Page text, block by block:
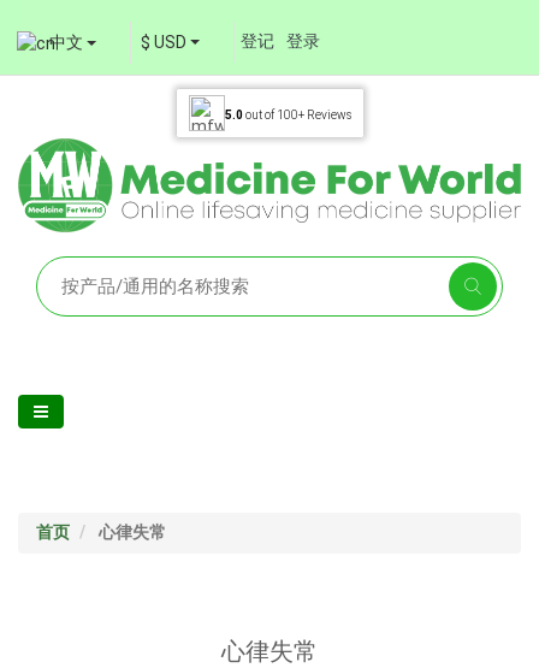
中文 $ USD 登记 登录
5.0out of 100+ Reviews
首页 心律失常
心律失常